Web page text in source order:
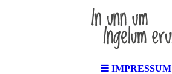
IMPRESSUM